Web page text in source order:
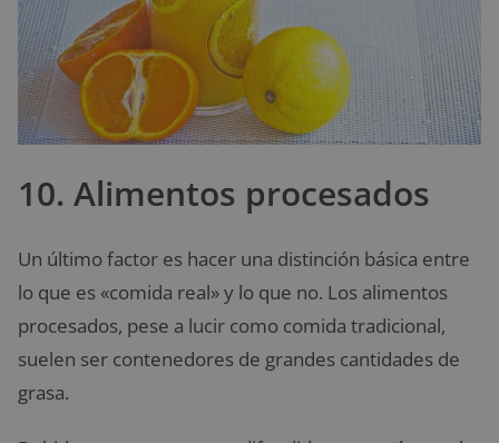
10. Alimentos procesados
Un último factor es hacer una distinción básica entre
lo que es «comida real» y lo que no. Los alimentos
procesados, pese a lucir como comida tradicional,
suelen ser contenedores de grandes cantidades de
grasa.